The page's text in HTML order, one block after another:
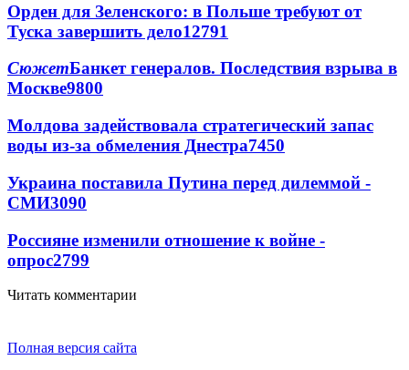
Орден для Зеленского: в Польше требуют от
Туска завершить дело12791
СюжетБанкет генералов. Последствия взрыва в
Москве9800
Молдова задействовала стратегический запас
воды из-за обмеления Днестра7450
Украина поставила Путина перед дилеммой -
СМИ3090
Россияне изменили отношение к войне -
опрос2799
Читать комментарии
Полная версия сайта